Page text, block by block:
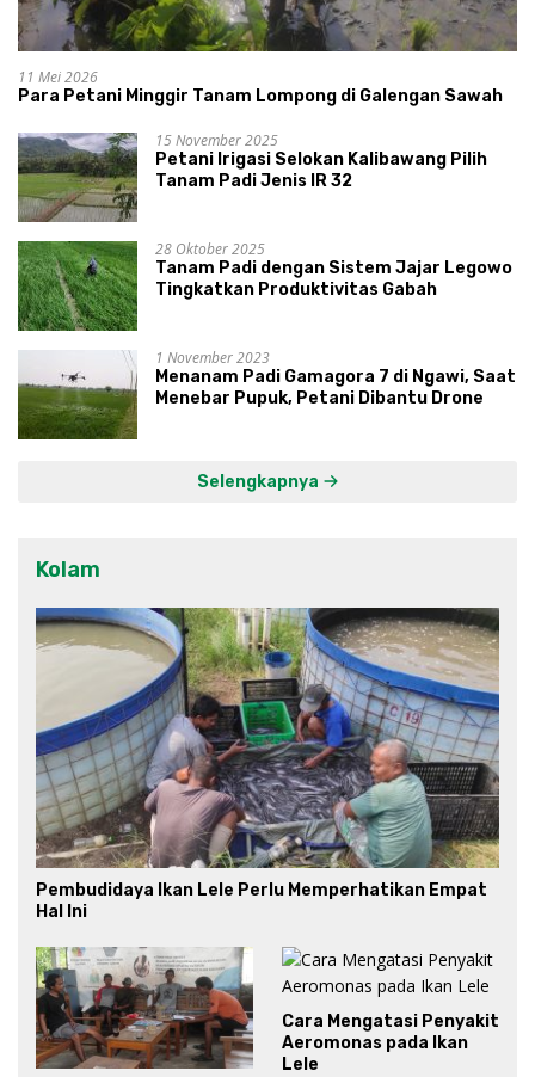
11 Mei 2026
Para Petani Minggir Tanam Lompong di Galengan Sawah
15 November 2025
Petani Irigasi Selokan Kalibawang Pilih
Tanam Padi Jenis IR 32
28 Oktober 2025
Tanam Padi dengan Sistem Jajar Legowo
Tingkatkan Produktivitas Gabah
1 November 2023
Menanam Padi Gamagora 7 di Ngawi, Saat
Menebar Pupuk, Petani Dibantu Drone
Selengkapnya
Kolam
Pembudidaya Ikan Lele Perlu Memperhatikan Empat
Hal Ini
Cara Mengatasi Penyakit
Aeromonas pada Ikan
Lele